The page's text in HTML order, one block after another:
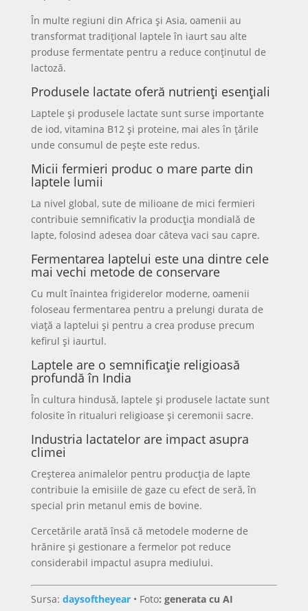
În multe regiuni din Africa și Asia, oamenii au
transformat tradițional laptele în iaurt sau alte
produse fermentate pentru a reduce conținutul de
lactoză.
Produsele lactate oferă nutrienți esențiali
Laptele și produsele lactate sunt surse importante
de iod, vitamina B12 și proteine, mai ales în țările
unde consumul de pește este redus.
Micii fermieri produc o mare parte din
laptele lumii
La nivel global, sute de milioane de mici fermieri
contribuie semnificativ la producția mondială de
lapte, folosind adesea doar câteva vaci sau capre.
Fermentarea laptelui este una dintre cele
mai vechi metode de conservare
Cu mult înaintea frigiderelor moderne, oamenii
foloseau fermentarea pentru a prelungi durata de
viață a laptelui și pentru a crea produse precum
kefirul și iaurtul.
Laptele are o semnificație religioasă
profundă în India
În cultura hindusă, laptele și produsele lactate sunt
folosite în ritualuri religioase și ceremonii sacre.
Industria lactatelor are impact asupra
climei
Creșterea animalelor pentru producția de lapte
contribuie la emisiile de gaze cu efect de seră, în
special prin metanul emis de bovine.
Cercetările arată însă că metodele moderne de
hrănire și gestionare a fermelor pot reduce
considerabil impactul asupra mediului.
Sursa: daysoftheyear• Foto: generata cu AI